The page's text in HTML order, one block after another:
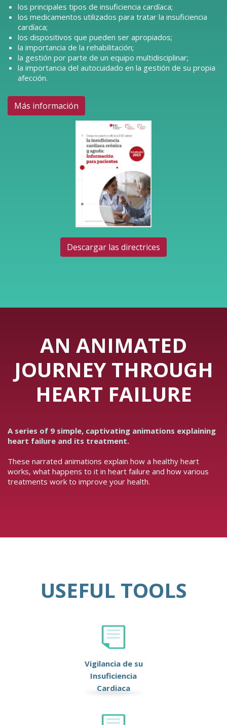
los principales tipos de insuficiencia cardíaca;
los medicamentos utilizados para tratar la insuficiencia
cardíaca;
los dispositivos que pueden ser apropiados;
la importancia de la rehabilitación;
la gestión por parte de un equipo multidisciplinar;
la importancia del autocuidado en la gestión de su propia
afección.
Más información
Descargar las directrices
AN ANIMATED
JOURNEY THROUGH
HEART FAILURE
A series of 9 simple, captivating animations explaining
heart failure and its treatment.
These narrated animations explain how a healthy heart
works, what happens to it in heart failure and how various
treatments work to improve your health.
USEFUL TOOLS
Vigilancia de su
Insuficiencia
Cardiaca